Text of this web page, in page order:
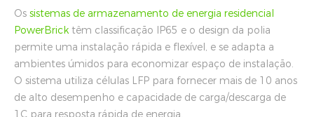
Os sistemas de armazenamento de energia residencial
PowerBricktêm classificação IP65 e o design da polia
permite uma instalação rápida e flexível, e se adapta a
ambientes úmidos para economizar espaço de instalação.
O sistema utiliza células LFP para fornecer mais de 10 anos
de alto desempenho e capacidade de carga/descarga de
1C para resposta rápida de energia.